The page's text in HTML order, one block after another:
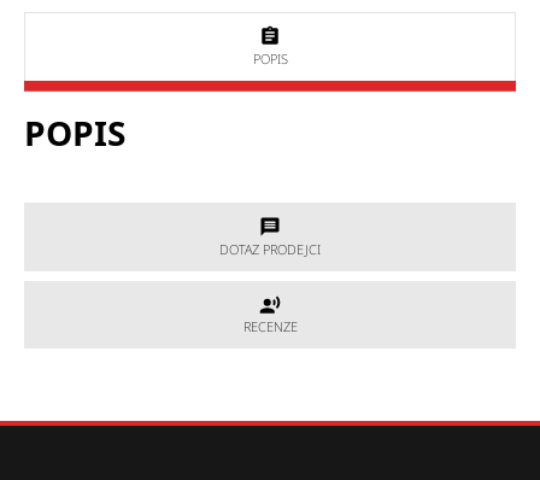
POPIS
POPIS
DOTAZ PRODEJCI
DOTAZ PRODEJCI
Neváhejte se na nás obrátit a my Vám rádi pomůžeme.
RECENZE